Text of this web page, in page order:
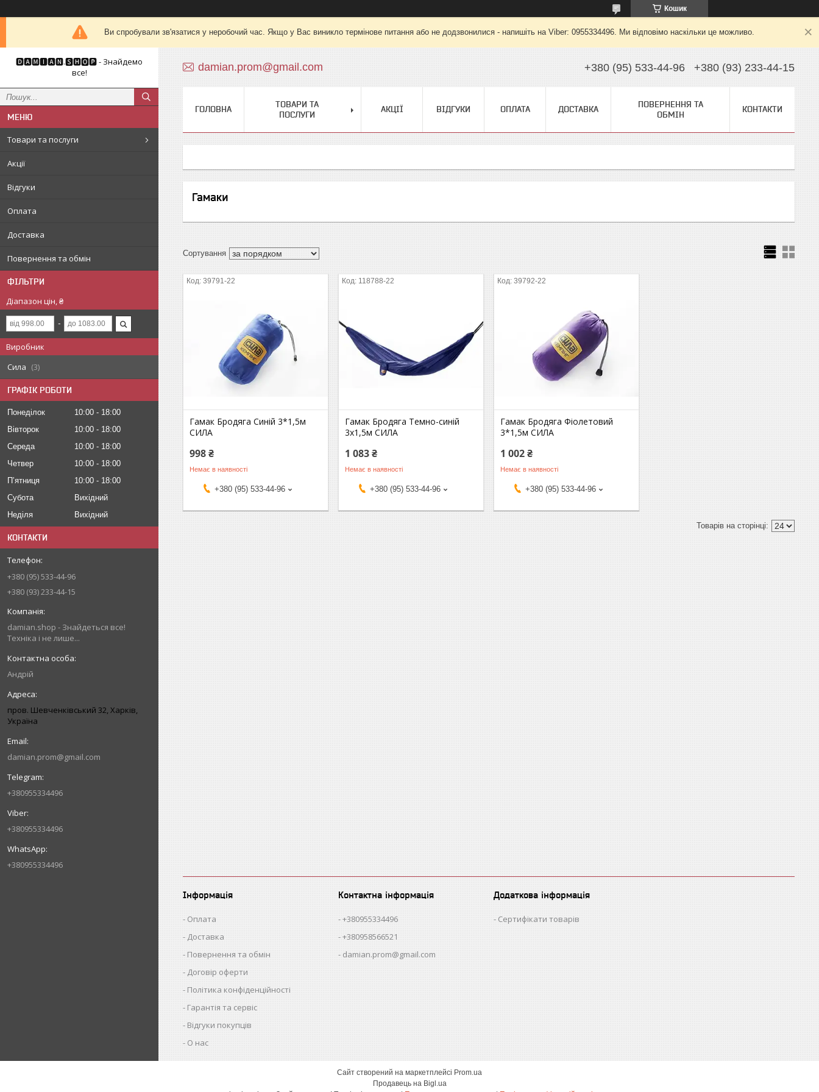
Кошик
Ви спробували зв'язатися у неробочий час. Якщо у Вас виникло термінове питання або не додзвонилися - напишіть на Viber: 0955334496. Ми відповімо наскільки це можливо.
🅳🅰🅼🅸🅰🅽.🆂🅷🅾🅿 - Знайдемо
все!
Товари та послуги
Акції
Відгуки
Оплата
Доставка
Повернення та обмін
ФІЛЬТРИ
Діапазон цін, ₴
Виробник
Сила
3
ГРАФІК РОБОТИ
Понеділок 10:00
18:00
Вівторок
10:00
18:00
Середа
10:00
18:00
Четвер
10:00
18:00
Пʼятниця
10:00
18:00
Субота
Вихідний
Неділя
Вихідний
КОНТАКТИ
+380 (95) 533-44-96
+380 (93) 233-44-15
damian.shop - Знайдеться все!
Техніка і не лише...
Андрій
пров. Шевченківський 32, Харків,
Україна
damian.prom@gmail.com
+380955334496
+380955334496
+380955334496
damian.prom@gmail.com +380 (95) 533-44-96 +380 (93) 233-44-15
ГОЛОВНА
ТОВАРИ ТА
ПОСЛУГИ
АКЦІЇ ВІДГУКИ ОПЛАТА ДОСТАВКА
ПОВЕРНЕННЯ ТА
ОБМІН
КОНТАКТИ
Гамаки
39791-22
Гамак Бродяга Синій 3*1,5м
СИЛА
998 ₴
Немає в наявності
+380 (95) 533-44-96
118788-22
Гамак Бродяга Темно-синій
3х1,5м СИЛА
1 083 ₴
Немає в наявності
+380 (95) 533-44-96
39792-22
Гамак Бродяга Фіолетовий
3*1,5м СИЛА
1 002 ₴
Немає в наявності
+380 (95) 533-44-96
Інформація
Оплата
Доставка
Повернення та обмін
Договір оферти
Політика конфіденційності
Гарантія та сервіс
Відгуки покупців
О нас
Контактна інформація
+380955334496
+380958566521
damian.prom@gmail.com
Додаткова інформація
Сертифікати товарів
Сайт створений на маркетплейсі Prom.ua
Продавець на Bigl.ua